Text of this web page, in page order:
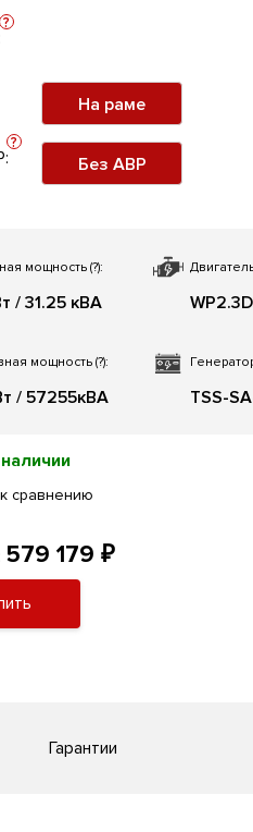
?
На раме
?
Без АВР
мощность (?):
/ 31.25 кВА
мощность(?):
/ 57255кВА TSS-
сравнению
579 179 ₽
Гарантии